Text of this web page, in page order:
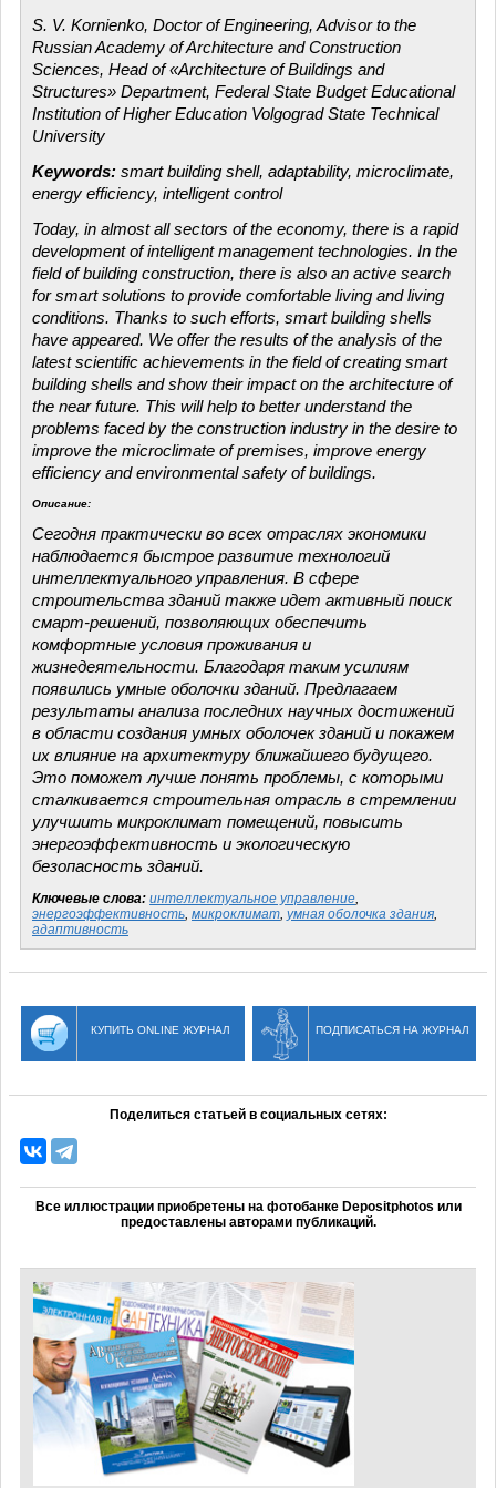
S. V. Kornienko, Doctor of Engineering, Advisor to the
Russian Academy of Architecture and Construction
Sciences, Head of «Architecture of Buildings and
Structures» Department, Federal State Budget Educational
Institution of Higher Education Volgograd State Technical
University
Keywords: smart building shell, adaptability, microclimate,
energy efficiency, intelligent control
Today, in almost all sectors of the economy, there is a rapid
development of intelligent management technologies. In the
field of building construction, there is also an active search
for smart solutions to provide comfortable living and living
conditions. Thanks to such efforts, smart building shells
have appeared. We offer the results of the analysis of the
latest scientific achievements in the field of creating smart
building shells and show their impact on the architecture of
the near future. This will help to better understand the
problems faced by the construction industry in the desire to
improve the microclimate of premises, improve energy
efficiency and environmental safety of buildings.
Описание:
Сегодня практически во всех отраслях экономики
наблюдается быстрое развитие технологий
интеллектуального управления. В сфере
строительства зданий также идет активный поиск
смарт-решений, позволяющих обеспечить
комфортные условия проживания и
жизнедеятельности. Благодаря таким усилиям
появились умные оболочки зданий. Предлагаем
результаты анализа последних научных достижений
в области создания умных оболочек зданий и покажем
их влияние на архитектуру ближайшего будущего.
Это поможет лучше понять проблемы, с которыми
сталкивается строительная отрасль в стремлении
улучшить микроклимат помещений, повысить
энергоэффективность и экологическую
безопасность зданий.
Ключевые слова: интеллектуальное управление,
энергоэффективность, микроклимат, умная оболочка здания,
адаптивность
КУПИТЬ ONLINE ЖУРНАЛ ПОДПИСАТЬСЯ НА ЖУРНАЛ
Поделиться статьей в социальных сетях:
Все иллюстрации приобретены на фотобанке Depositphotos или
предоставлены авторами публикаций.